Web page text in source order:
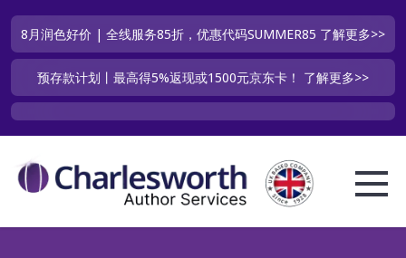
8月润色好价 | 全线服务85折，优惠代码SUMMER85 了解更多>>
预存款计划丨最高得5%返现或1500元京东卡！ 了解更多>>